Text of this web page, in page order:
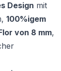
Design mit
100%igem
von 8 mm,